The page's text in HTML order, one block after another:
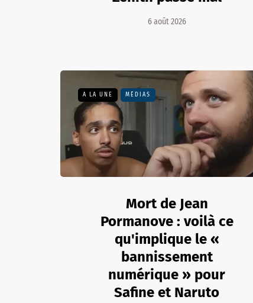
6 août 2026
A LA UNE MÉDIAS
Mort de Jean
Pormanove : voilà ce
qu'implique le «
bannissement
numérique » pour
Safine et Naruto